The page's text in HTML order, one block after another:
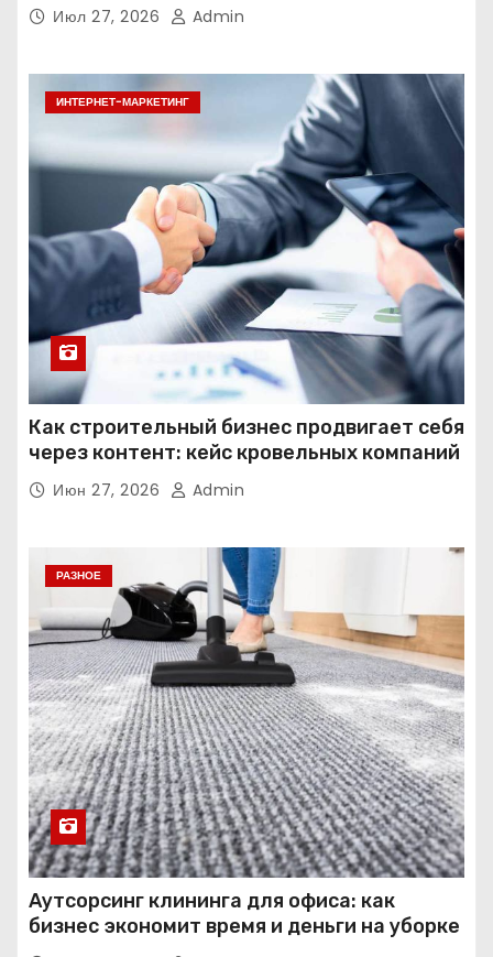
Июл 27, 2026 Admin
ИНТЕРНЕТ-МАРКЕТИНГ
Как строительный бизнес продвигает себя
через контент: кейс кровельных компаний
Июн 27, 2026 Admin
РАЗНОЕ
Аутсорсинг клининга для офиса: как
бизнес экономит время и деньги на уборке